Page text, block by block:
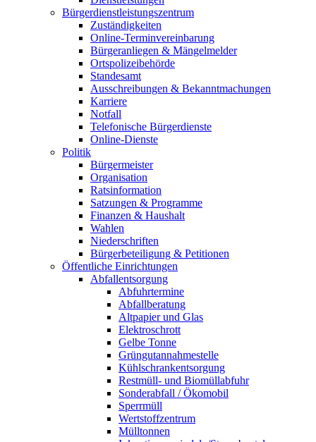
Bürgerdienstleistungszentrum
Zuständigkeiten
Online-Terminvereinbarung
Bürgeranliegen & Mängelmelder
Ortspolizeibehörde
Standesamt
Ausschreibungen & Bekanntmachungen
Karriere
Notfall
Telefonische Bürgerdienste
Online-Dienste
Politik
Bürgermeister
Organisation
Ratsinformation
Satzungen & Programme
Finanzen & Haushalt
Wahlen
Niederschriften
Bürgerbeteiligung & Petitionen
Öffentliche Einrichtungen
Abfallentsorgung
Abfuhrtermine
Abfallberatung
Altpapier und Glas
Elektroschrott
Gelbe Tonne
Grüngutannahmestelle
Kühlschrankentsorgung
Restmüll- und Biomüllabfuhr
Sonderabfall / Ökomobil
Sperrmüll
Wertstoffzentrum
Mülltonnen